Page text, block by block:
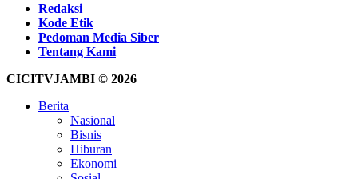
Redaksi
Kode Etik
Pedoman Media Siber
Tentang Kami
CICITVJAMBI © 2026
Berita
Nasional
Bisnis
Hiburan
Ekonomi